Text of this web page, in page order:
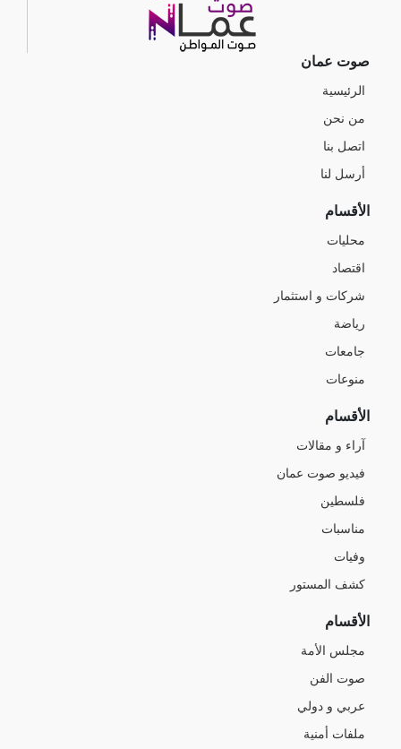
صوت عمان
الرئيسية
من نحن
اتصل بنا
أرسل لنا
الأقسام
محليات
اقتصاد
شركات و استثمار
رياضة
جامعات
منوعات
الأقسام
آراء و مقالات
فيديو صوت عمان
فلسطين
مناسبات
وفيات
كشف المستور
الأقسام
مجلس الأمة
صوت الفن
عربي و دولي
ملفات أمنية